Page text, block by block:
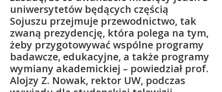
uniwersytetów będących częścią
Sojuszu przejmuje przewodnictwo, tak
zwaną prezydencję, która polega na tym,
żeby przygotowywać wspólne programy
badawcze, edukacyjne, a także programy
wymiany akademickiej – powiedział prof.
Alojzy Z. Nowak, rektor UW, podczas